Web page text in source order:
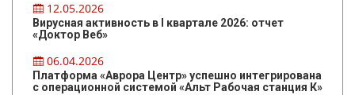
12.05.2026
Вирусная активность в I квартале 2026: отчет
«Доктор Веб»
06.04.2026
Платформа «Аврора Центр» успешно интегрирована
с операционной системой «Альт Рабочая станция К»